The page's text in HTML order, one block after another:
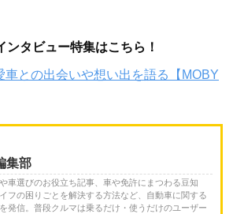
ンタビュー特集はこちら！
車との出会いや想い出を語る【MOBY
集部
車選びのお役立ち記事、車や免許にまつわる豆知
フの困りごとを解決する方法など、自動車に関する
発信。普段クルマは乗るだけ・使うだけのユーザー